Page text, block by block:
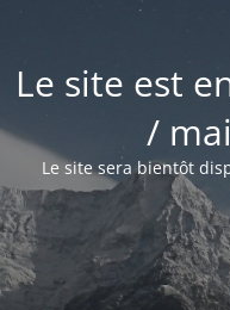
Le site est
/
Le site sera bientôt